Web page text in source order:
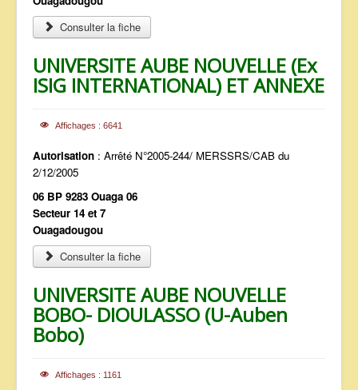
Consulter la fiche
UNIVERSITE AUBE NOUVELLE (Ex
ISIG INTERNATIONAL) ET ANNEXE
Affichages : 6641
Autorisation : Arrêté N°2005-244/ MERSSRS/CAB du
2/12/2005
06 BP 9283 Ouaga 06
Secteur 14 et 7
Ouagadougou
Consulter la fiche
UNIVERSITE AUBE NOUVELLE
BOBO- DIOULASSO (U-Auben
Bobo)
Affichages : 1161